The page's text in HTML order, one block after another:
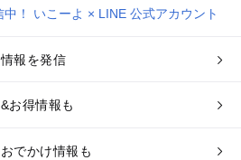
報を発信
お得情報も
でかけ情報も